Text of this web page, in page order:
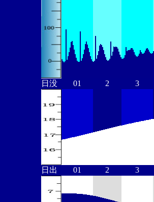
日没 01 2 3
日出 01 2 3